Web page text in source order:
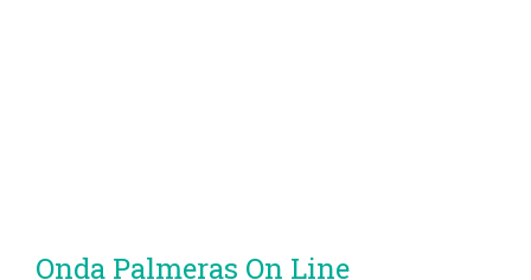
Onda Palmeras On Line